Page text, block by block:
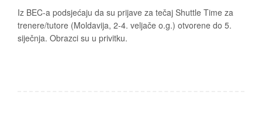
Iz BEC-a podsjećaju da su prijave za tečaj Shuttle Time za
trenere/tutore (Moldavija, 2-4. veljače o.g.) otvorene do 5.
siječnja. Obrazci su u privitku.